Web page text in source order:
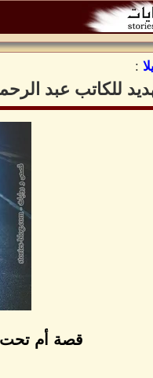
:
للكاتب عبد
قصة أم تحت